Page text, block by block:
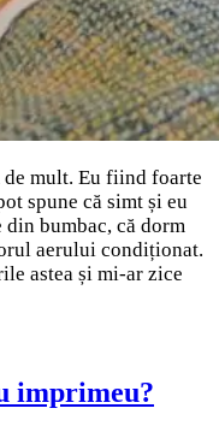
de mult. Eu fiind foarte
spune că simt și eu
bumbac, că dorm
aerului condiționat.
astea și mi-ar zice
imprimeu?